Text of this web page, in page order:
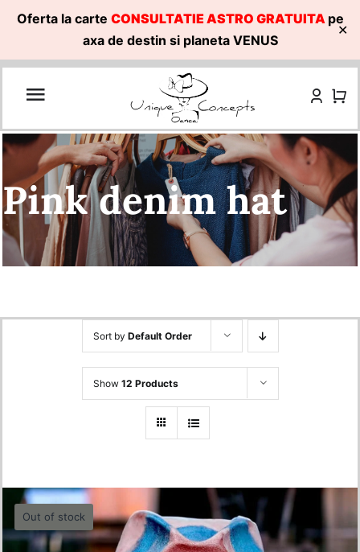
Oferta la carte CONSULTATIE ASTRO GRATUITA pe
axa de destin si planeta VENUS
✕
Skip
Pink denim hat
Sort by Default Order
Show 12 Products
Out of stock